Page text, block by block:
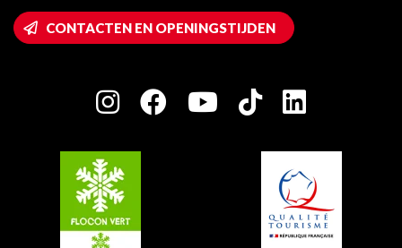
Wifi toegang
Huis van de eigenaar
Charter van toegewijde spelers
Plagne 1800
Plagne Villages
Plagne Aime 2000
CONTACTEN EN OPENINGSTIJDEN